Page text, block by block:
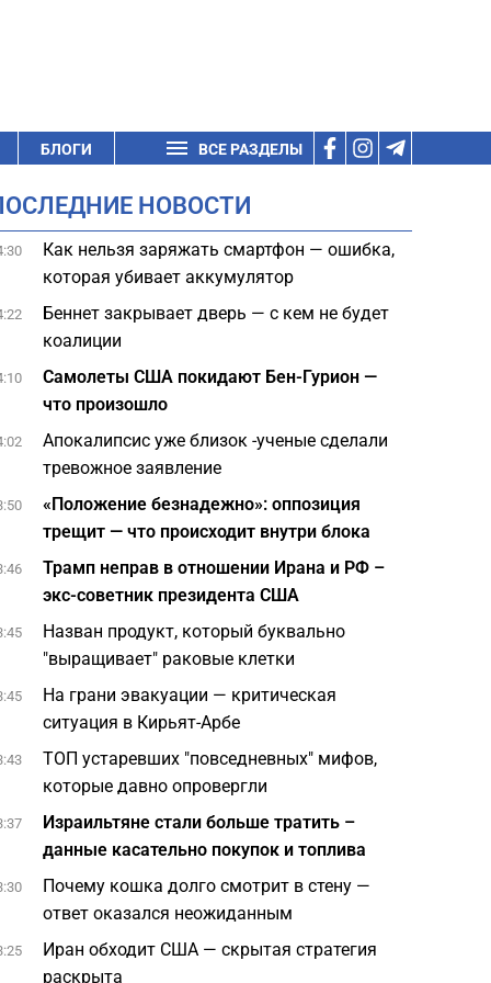
БЛОГИ ВСЕ РАЗДЕЛЫ
НОВОСТИ
Как нельзя заряжать смартфон — ошибка,
которая убивает аккумулятор
Беннет закрывает дверь — с кем не будет
коалиции
Самолеты США покидают Бен-Гурион —
что произошло
Апокалипсис уже близок -ученые сделали
тревожное заявление
«Положение безнадежно»: оппозиция
трещит — что происходит внутри блока
Трамп неправ в отношении Ирана и РФ –
экс-советник президента США
Назван продукт, который буквально
"выращивает" раковые клетки
На грани эвакуации — критическая
ситуация в Кирьят-Арбе
ТОП устаревших "повседневных" мифов,
которые давно опровергли
Израильтяне стали больше тратить –
данные касательно покупок и топлива
Почему кошка долго смотрит в стену —
ответ оказался неожиданным
Иран обходит США — скрытая стратегия
раскрыта